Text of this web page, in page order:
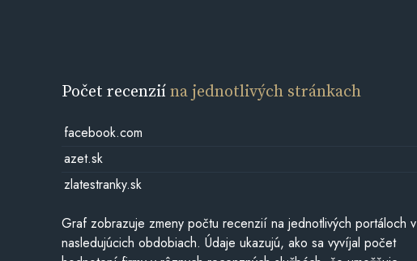
Počet recenziína jednotlivých stránkach
facebook.com
azet.sk
zlatestranky.sk
Graf zobrazuje zmeny počtu recenzií na jednotlivých portáloch v
nasledujúcich obdobiach. Údaje ukazujú, ako sa vyvíjal počet